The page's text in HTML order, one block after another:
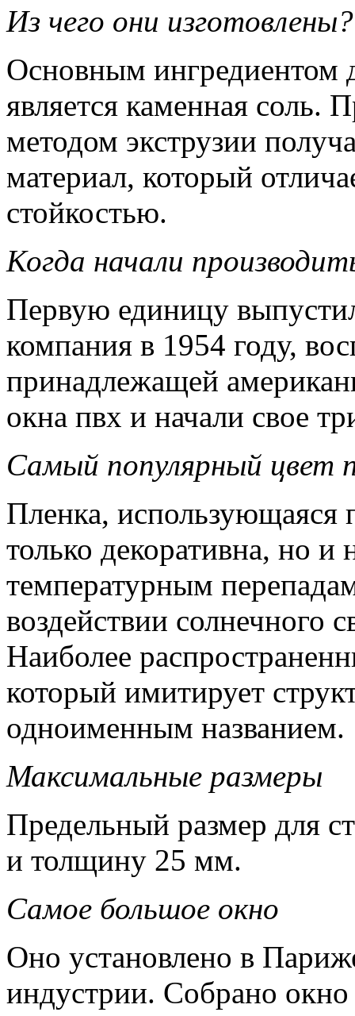
Из чего они изготовлены?
Основным ингредиентом
является каменная соль.
методом экструзии
материал, который
стойкостью.
Когда начали
Первую единицу
компания в 1954 году,
принадлежащей
окна пвх и начали свое
Самый популярный цвет
Пленка,
только декоративна, но
температурным
воздействии солнечного
Наиболее
который имитирует
одноименным названием.
Максимальные размеры
Предельный размер для
и толщину 25 мм.
Самое большое окно
Оно установлено в
индустрии. Собрано окно